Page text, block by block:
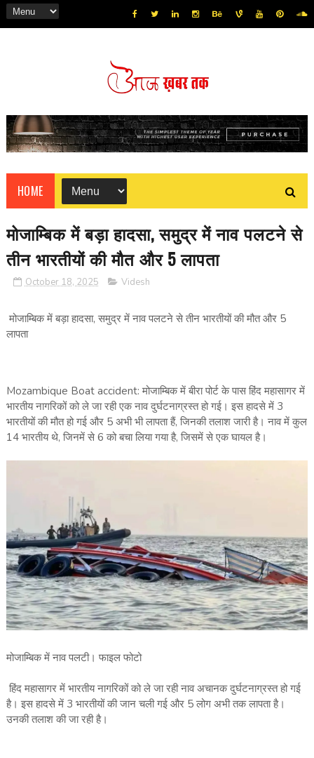
HOME
मोजाम्बिक में बड़ा हादसा, समुद्र में नाव पलटने से
तीन भारतीयों की मौत और 5 लापता
October 18, 2025 Videsh
मोजाम्बिक में बड़ा हादसा, समुद्र में नाव पलटने से तीन भारतीयों की मौत और 5
लापता
Mozambique Boat accident: मोजाम्बिक में बीरा पोर्ट के पास हिंद महासागर में
भारतीय नागरिकों को ले जा रही एक नाव दुर्घटनाग्रस्त हो गई। इस हादसे में 3
भारतीयों की मौत हो गई और 5 अभी भी लापता हैं, जिनकी तलाश जारी है। नाव में कुल
14 भारतीय थे, जिनमें से 6 को बचा लिया गया है, जिसमें से एक घायल है।
मोजाम्बिक में नाव पलटी। फाइल फोटो
हिंद महासागर में भारतीय नागरिकों को ले जा रही नाव अचानक दुर्घटनाग्रस्त हो गई
है। इस हादसे में 3 भारतीयों की जान चली गई और 5 लोग अभी तक लापता है।
उनकी तलाश की जा रही है।